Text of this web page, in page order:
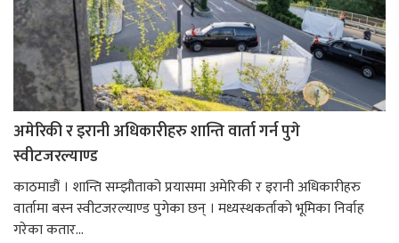
अमेरिकी र इरानी अधिकारीहरु शान्ति वार्ता गर्न पुगे
स्वीटजरल्याण्ड
काठमाडौं । शान्ति सम्झौताको प्रयासमा अमेरिकी र इरानी अधिकारीहरु
वार्तामा बस्न स्वीटजरल्याण्ड पुगेका छन् । मध्यस्थकर्ताको भूमिका निर्वाह
गरेका कतार...